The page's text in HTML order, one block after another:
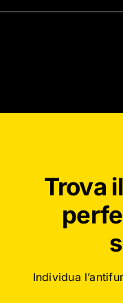
Trova
Individua